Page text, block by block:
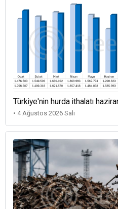
Türkiye'nin hurda ithalatı
• 4 Ağustos 2026 Salı